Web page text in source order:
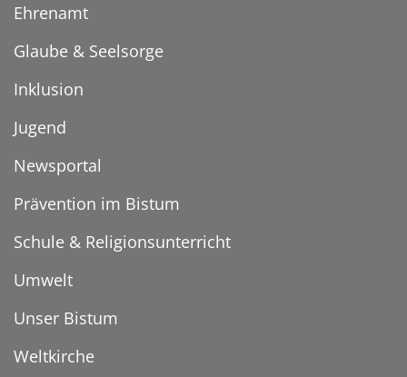
Ehrenamt
Glaube & Seelsorge
Inklusion
Jugend
Newsportal
Prävention im Bistum
Schule & Religionsunterricht
Umwelt
Unser Bistum
Weltkirche